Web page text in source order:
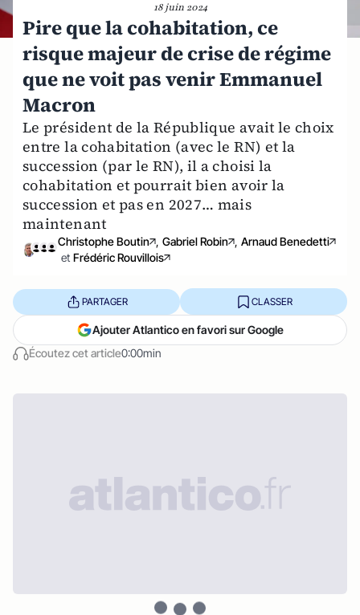
18 juin 2024
Pire que la cohabitation, ce
risque majeur de crise de régime
que ne voit pas venir Emmanuel
Macron
Le président de la République avait le choix
entre la cohabitation (avec le RN) et la
succession (par le RN), il a choisi la
cohabitation et pourrait bien avoir la
succession et pas en 2027… mais
maintenant
Christophe Boutin , Gabriel Robin , Arnaud Benedetti
et Frédéric Rouvillois
Écoutez cet article0:00min
PARTAGER CLASSER
Ajouter Atlantico en favori sur Google